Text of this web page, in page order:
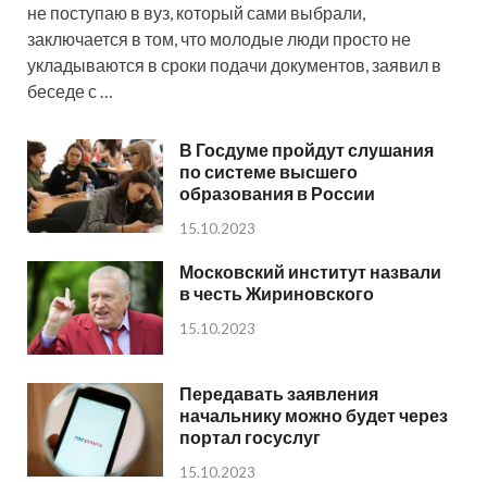
не поступаю в вуз, который сами выбрали,
заключается в том, что молодые люди просто не
укладываются в сроки подачи документов, заявил в
беседе с …
В Госдуме пройдут слушания
по системе высшего
образования в России
15.10.2023
Московский институт назвали
в честь Жириновского
15.10.2023
Передавать заявления
начальнику можно будет через
портал госуслуг
15.10.2023